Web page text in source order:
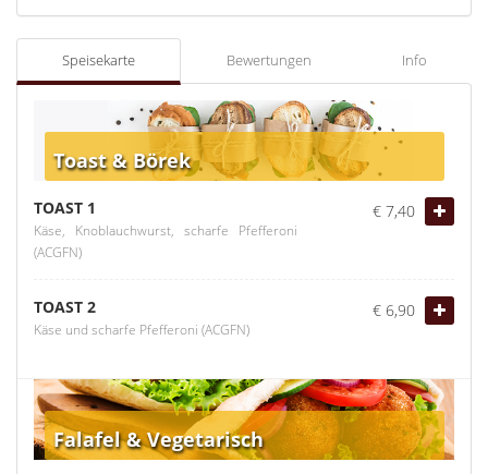
Speisekarte Bewertungen Info
Toast & Börek
TOAST 1
Käse, Knoblauchwurst, scharfe Pfefferoni
(ACGFN)
€ 7,40
TOAST 2
Käse und scharfe Pfefferoni (ACGFN)
€ 6,90
Falafel & Vegetarisch